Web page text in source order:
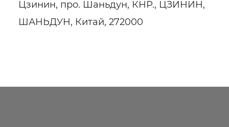
Ссылка для мобильных устройств
Цзинин, про. Шаньдун, КНР., ЦЗИНИН,
ШАНЬДУН, Китай, 272000